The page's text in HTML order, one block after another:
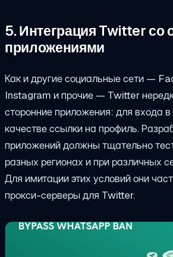
5. Интеграция Twitter со
приложениями
Как и другие социальные сети —
Instagram и прочие — Twitter
сторонние приложения: для входа
качестве ссылки на профиль.
приложений должны тщательно
разных регионах и при различных
Для имитации этих условий они
прокси-серверы для Twitter.